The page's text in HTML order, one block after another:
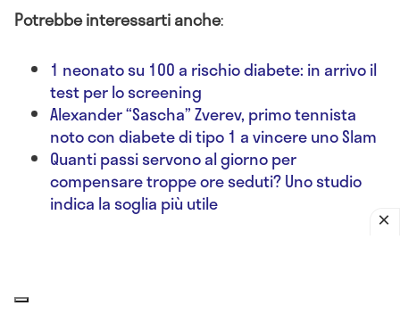
Potrebbe interessarti anche:
1 neonato su 100 a rischio diabete: in arrivo il
test per lo screening
Alexander “Sascha” Zverev, primo tennista
noto con diabete di tipo 1 a vincere uno Slam
Quanti passi servono al giorno per
compensare troppe ore seduti? Uno studio
indica la soglia più utile
può congelare il farmaco e comprometterne la